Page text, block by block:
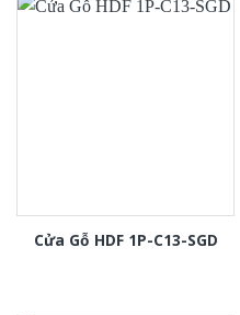
Cửa Gỗ HDF 1P-C13-SGD